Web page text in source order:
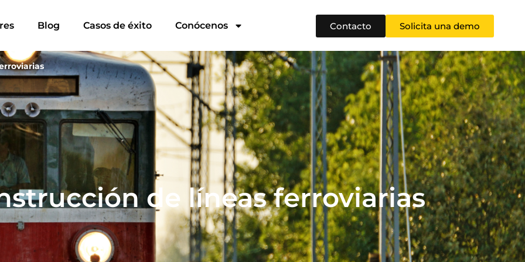
Blog Casos de éxito Conócenos Contacto Solicita una demo
de líneas ferroviarias